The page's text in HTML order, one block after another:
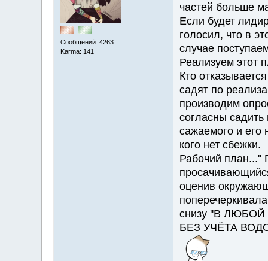
Сообщений: 4263
Karma: 141
частей больше
Если будет
голосил, что в
случае
Реализуем этот
Кто
садят по
производим
согласны
сажаемого и
кого нет сбежки.
Рабочий план...''
оценив
снизу ''В
БЕЗ УЧЁТА